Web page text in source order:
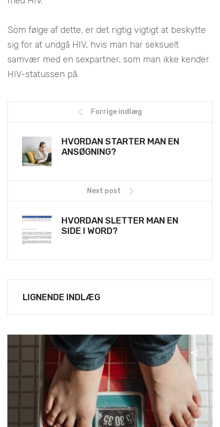
Som følge af dette, er det rigtig vigtigt at beskytte
sig for at undgå HIV, hvis man har seksuelt
samvær med en sexpartner, som man ikke kender
HIV-statussen på.
Forrige indlæg
HVORDAN STARTER MAN EN
ANSØGNING?
Next post
HVORDAN SLETTER MAN EN
SIDE I WORD?
LIGNENDE INDLÆG